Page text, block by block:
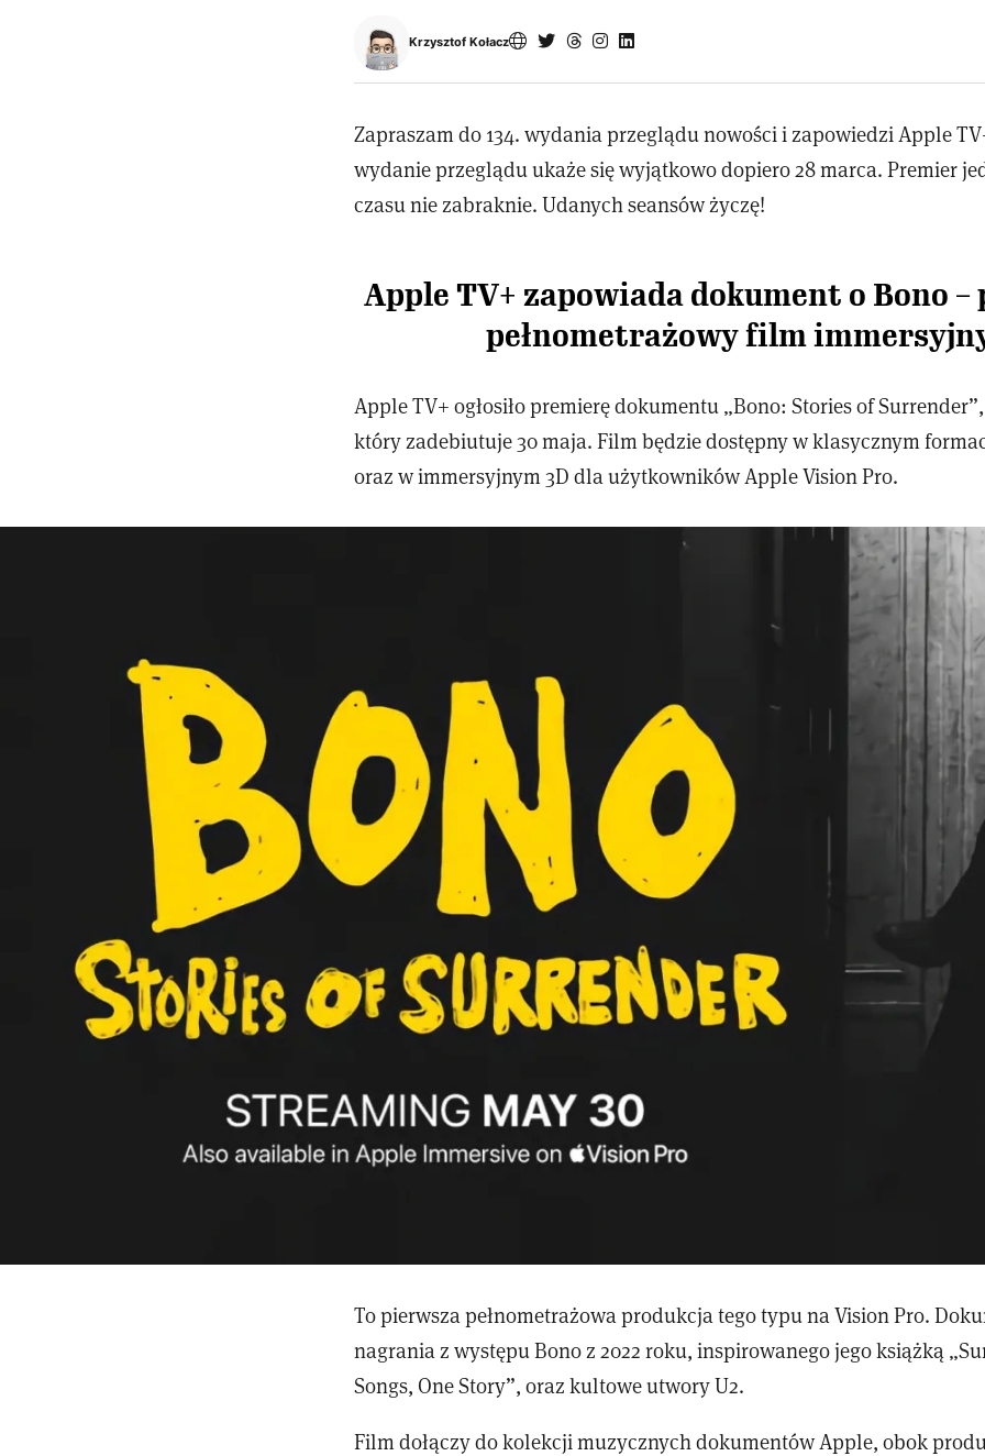
Krzysztof Kołacz
Zapraszam do 134. wydania przeglądu nowości i zapowiedzi Apple
wydanie przeglądu ukaże się wyjątkowo dopiero 28 marca. Premier
czasu nie zabraknie. Udanych seansów życzę!
Apple TV+ zapowiada dokument o Bono
pełnometrażowy film
Apple TV+ ogłosiło premierę dokumentu „Bono: Stories of Surrender”,
który zadebiutuje 30 maja. Film będzie dostępny w klasycznym
oraz w immersyjnym 3D dla użytkowników Apple Vision Pro.
To pierwsza pełnometrażowa produkcja tego typu na Vision Pro.
nagrania z występu Bono z 2022 roku, inspirowanego jego książką
Songs, One Story”, oraz kultowe utwory U2.
Film dołączy do kolekcji muzycznych dokumentów Apple, obok